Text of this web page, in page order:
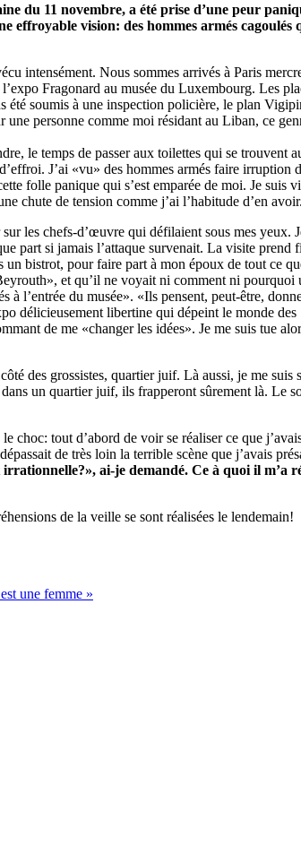
du 11 novembre, a été prise d’une peur
effroyable vision: des hommes armés cagoulés
intensément. Nous sommes arrivés à Paris
Fragonard au musée du Luxembourg. Les
été soumis à une inspection policière, le plan
personne comme moi résidant au Liban, ce
le temps de passer aux toilettes qui se trouvent
J’ai «vu» des hommes armés faire irruption
folle panique qui s’est emparée de moi. Je suis
chute de tension comme j’ai l’habitude d’en avoir.
les chefs-d’œuvre qui défilaient sous mes yeux.
part si jamais l’attaque survenait. La visite prend
un bistrot, pour faire part à mon époux de tout ce
et qu’il ne voyait ni comment ni pourquoi
l’entrée du musée». «Ils pensent, peut-être,
délicieusement libertine qui dépeint le monde des
de me «changer les idées». Je me suis tue
des grossistes, quartier juif. Là aussi, je me suis
un quartier juif, ils frapperont sûrement là. Le
choc: tout d’abord de voir se réaliser ce que
de très loin la terrible scène que j’avais
ai-je demandé. Ce à quoi il m’a
de la veille se sont réalisées le lendemain!
une femme »